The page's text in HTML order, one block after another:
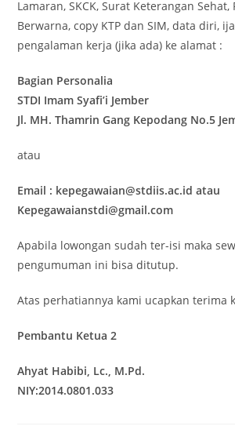
Lamaran, SKCK, Surat Keterangan Sehat,
Berwarna, copy KTP dan SIM, data diri,
pengalaman kerja (jika ada) ke alamat :
Bagian Personalia
STDI Imam Syafi’i Jember
Jl. MH. Thamrin Gang Kepodang No.5
atau
Email : kepegawaian@stdiis.ac.id atau
Kepegawaianstdi@gmail.com
Apabila lowongan sudah ter-isi maka
pengumuman ini bisa ditutup.
Atas perhatiannya kami ucapkan terima
Pembantu Ketua 2
Ahyat Habibi, Lc., M.Pd.
NIY:2014.0801.033